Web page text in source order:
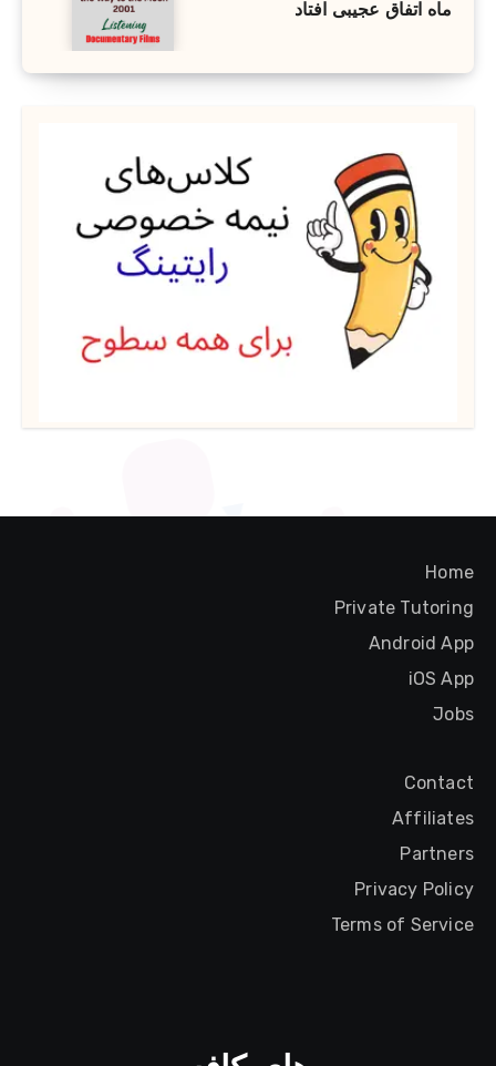
ماه اتفاق عجیبی افتاد
Home
Private Tutoring
Android App
iOS App
Jobs
Contact
Affiliates
Partners
Privacy Policy
Terms of Service